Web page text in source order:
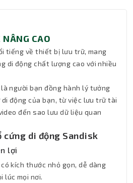
CAO
tiếng về thiết bị lưu trữ, mang
di động chất lượng cao với nhiều
là người bạn đồng hành lý tưởng
động của bạn, từ việc lưu trữ tài
đến sao lưu dữ liệu quan
cứng di động Sandisk
lợi
kích thước nhỏ gọn, dễ dàng
lúc mọi nơi.